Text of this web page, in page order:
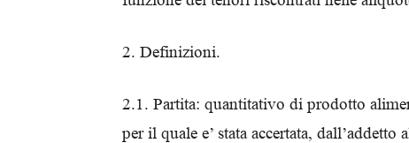
2. Definizioni.
2.1. Partita: quantitativo di prodotto
per il quale e’ stata accertata,